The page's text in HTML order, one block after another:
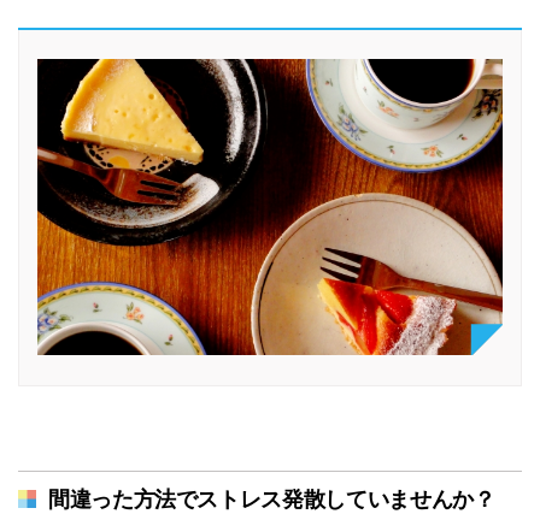
間違った方法でストレス発散していませんか？